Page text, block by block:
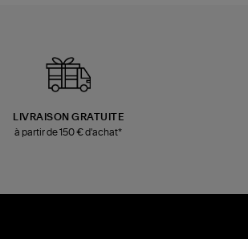
LIVRAISON GRATUITE
à partir de 150 € d'achat*